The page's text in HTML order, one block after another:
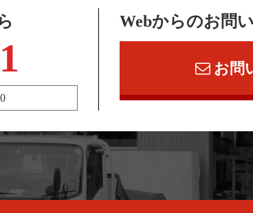
Webからのお問
お問